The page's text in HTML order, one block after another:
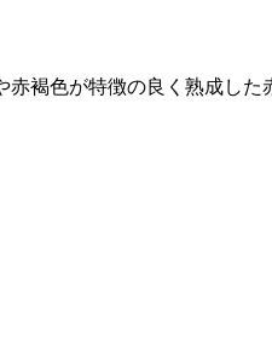
褐色が特徴の良く熟成した